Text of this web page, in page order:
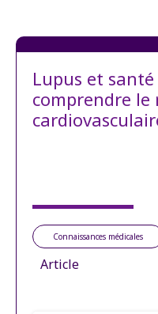
Lupus et
comprendre le
Connaissances médicales
Article